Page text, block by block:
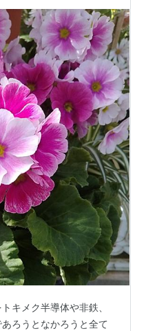
キメク半導体や非鉄、
ろうとなかろうと全て